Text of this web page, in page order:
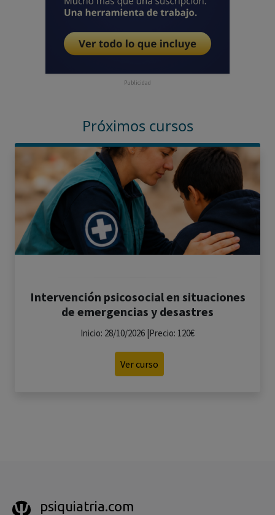
Publicidad
Próximos cursos
Intervención psicosocial en situaciones
de emergencias y desastres
Inicio: 28/10/2026 |Precio: 120€
Ver curso
psiquiatria.com